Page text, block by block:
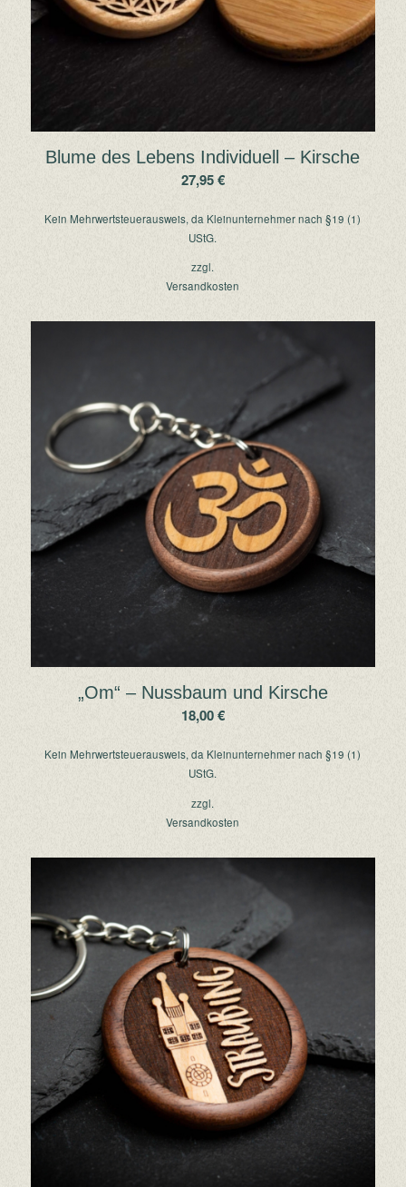
Blume des Lebens Individuell – Kirsche
27,95€
Kein Mehrwertsteuerausweis, da Kleinunternehmer nach §19 (1)
UStG.
zzgl.
Versandkosten
„Om“ – Nussbaum und Kirsche
18,00€
Kein Mehrwertsteuerausweis, da Kleinunternehmer nach §19 (1)
UStG.
zzgl.
Versandkosten